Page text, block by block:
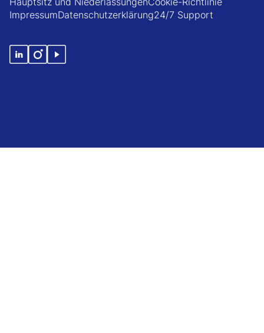
ImpressumDatenschutzerklärung24/7 Support